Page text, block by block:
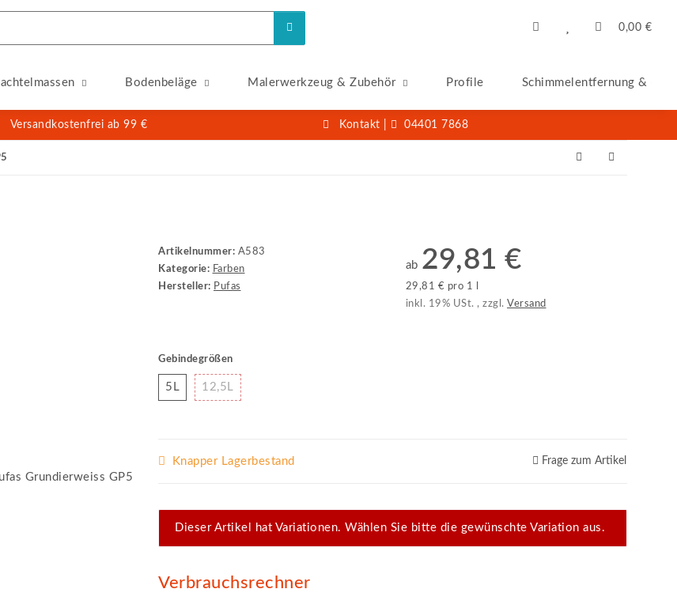
0,00 €
Bodenbeläge Malerwerkzeug & Zubehör Profile Schimmelentfernung & -
Versandkostenfrei ab 99 € Kontakt 04401 7868
Artikelnummer: A583
Kategorie: Farben
Hersteller: Pufas
ab 29,81 €
29,81 € pro 1 l
inkl. 19% USt. , zzgl. Versand
Gebindegrößen
5L 12,5L 12,5L
Knapper Lagerbestand Frage zum Artikel
x
Dieser Artikel hat Variationen. Wählen Sie bitte die gewünschte Variation aus.
Verbrauchsrechner